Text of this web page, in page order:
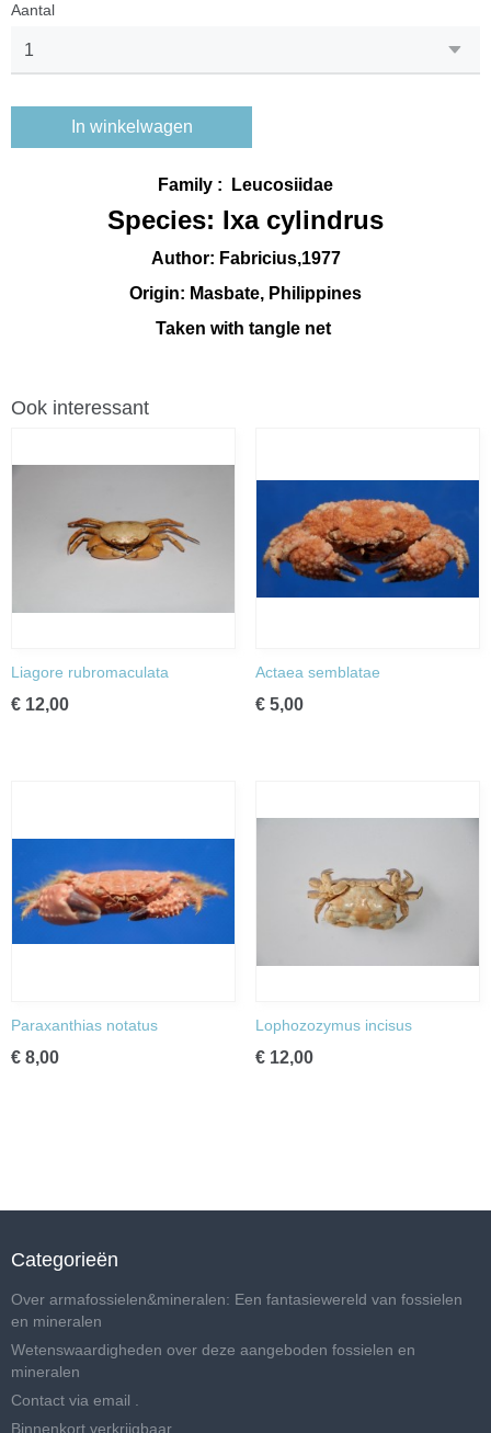
Aantal
In winkelwagen
Family : Leucosiidae
Species: Ixa cylindrus
Author: Fabricius,1977
Origin: Masbate, Philippines
Taken with tangle net
Ook interessant
Liagore rubromaculata
€ 12,00
Actaea semblatae
€ 5,00
Paraxanthias notatus
€ 8,00
Lophozozymus incisus
€ 12,00
Categorieën
Over armafossielen&mineralen: Een fantasiewereld van fossielen
en mineralen
Wetenswaardigheden over deze aangeboden fossielen en
mineralen
Contact via email .
Binnenkort verkrijgbaar